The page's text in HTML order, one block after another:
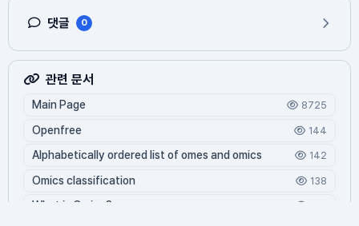
댓글 0
관련 문서
Main Page 8725
Openfree 144
Alphabetically ordered list of omes and omics 142
Omics classification 138
What is Oming?